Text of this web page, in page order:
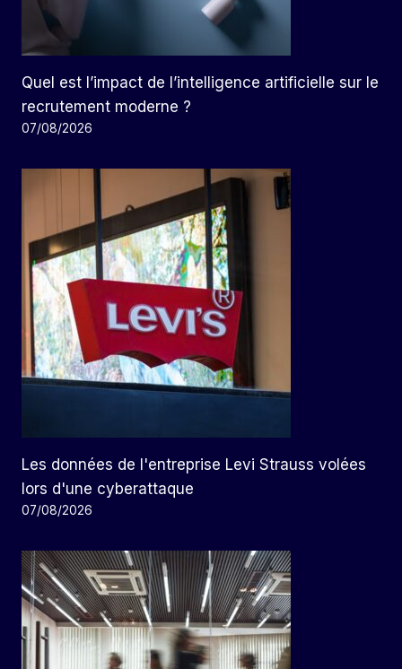
Quel est l’impact de l’intelligence artificielle sur le
recrutement moderne ?
07/08/2026
Les données de l'entreprise Levi Strauss volées
lors d'une cyberattaque
07/08/2026